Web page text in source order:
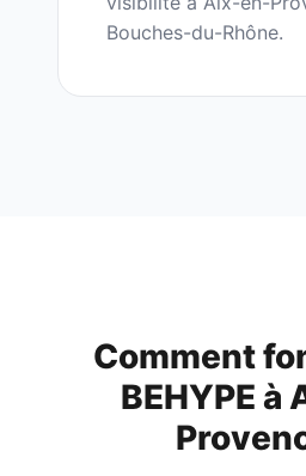
Bouches-du-Rhône.
Comment
BEHYPE à